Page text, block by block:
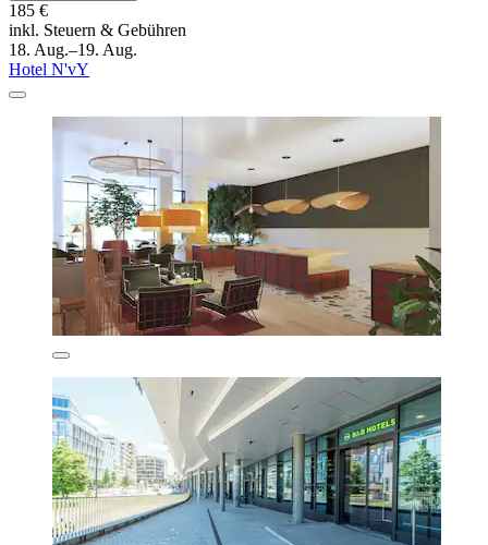
185 €
inkl. Steuern & Gebühren
18. Aug.–19. Aug.
Hotel N'vY